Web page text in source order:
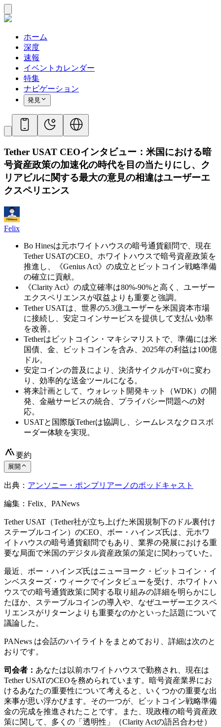
ホーム
深度
速報
イベントカレンダー
特集
ナビゲーション
発見
Tether USAT CEOインタビュー：米国における暗
号資産政策の加速化の時代を目の当たりにし、ク
リアビルに関する最大の意見の相違はユーザーエ
クスペリエンス
Felix
Bo Hinesは元ホワイトハウスの暗号通貨顧問で、現在
Tether USATのCEO。ホワイトハウスで暗号資産政策を
推進し、《Genius Act》の成立とビットコイン戦略準備
の確立に貢献。
《Clarity Act》の成立確率は80%-90%と高く、ユーザー
エクスペリエンスが収益よりも重要と強調。
Tether USATは、世界の5.3億ユーザーを米国資本市場
に接続し、安定コインサービスを提供して支払い効率
を改善。
Tetherはビットコイン・マキシマリストで、準備には米
国債、金、ビットコインを含み、2025年の利益は100億
ドル。
安定コインの普及により、決済サイクルがT+0に変わ
り、効率的な送金ツールになる。
将来計画として、ウォレット開発キット（WDK）の開
発、金融サービスの統合、プライバシー問題への対
応。
USATと国際版Tetherは協調し、シームレスなクロスボ
ーダー体験を実現。
要約
展開
出典： アンソニー・ポンプリアーノのポッドキャスト
編集：Felix、PANews
Tether USAT（Tether社が立ち上げた米国規制下のドル裏付け
ステーブルコイン）のCEO、ボー・ハインズ氏は、元ホワ
イトハウスの暗号通貨顧問でもあり、業界の発展における重
要な局面で米国のデジタル資産政策の策定に関わっていた。
最近、ボー・ハインズ氏はニューヨーク・ビットコイン・イ
ンベスターズ・ウィークでインタビューを受け、ホワイトハ
ウスでの暗号通貨政策に関する取り組みの詳細を明らかにし
たほか、ステーブルコインの導入や、なぜユーザーエクスペ
リエンスがリターンよりも重要なのかといった話題について
議論した。
PANews は会話のハイライトをまとめており、詳細は次のと
おりです。
司会者： あなたは以前ホワイトハウスで勤務され、現在は
Tether USATのCEOを務められています。暗号資産業界にお
けるあなたの重要性について考えると、いくつかの重要な出
来事が思い浮かびます。その一つが、ビットコイン戦略準備
金の完成を推進されたことです。また、現政権の暗号資産政
策に関して、多くの「透明性」（Clarity Actの語呂合わせ）